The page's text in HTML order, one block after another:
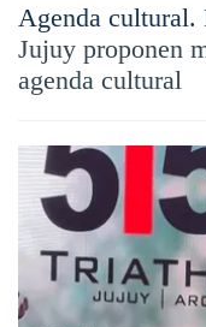
Agenda cultural.
Jujuy proponen
agenda cultural